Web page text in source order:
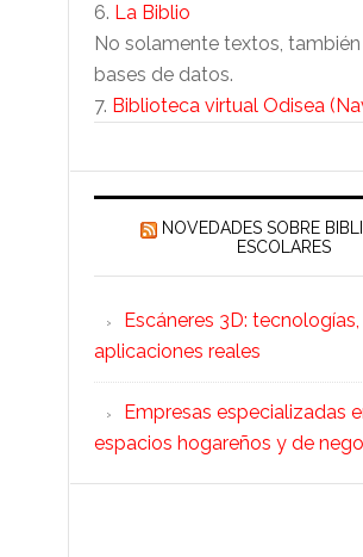
6. La Biblio
No solamente textos,
bases de datos.
7. Biblioteca virtual Odisea
NOVEDADES SOBRE
ESCOLARES
Escáneres 3D:
aplicaciones reales
Empresas especializadas
espacios hogareños y de